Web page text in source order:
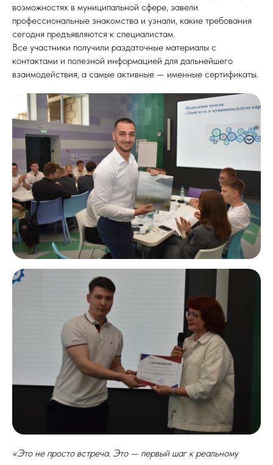
возможностях в муниципальной сфере, завели
профессиональные знакомства и узнали, какие требования
сегодня предъявляются к специалистам.
Все участники получили раздаточные материалы с
контактами и полезной информацией для дальнейшего
взаимодействия, а самые активные — именные сертификаты.
«Это не просто встреча. Это — первый шаг к реальному